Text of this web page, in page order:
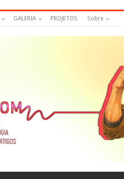
GALERIA PROJETOS Sobre